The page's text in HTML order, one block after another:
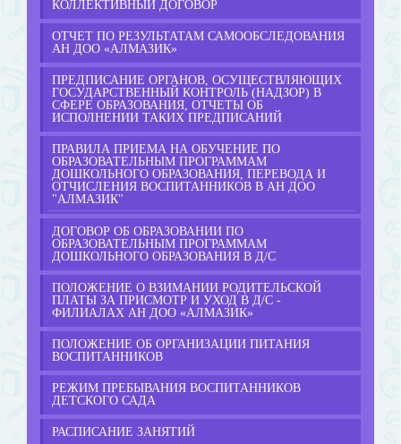
КОЛЛЕКТИВНЫЙ ДОГОВОР
ОТЧЕТ ПО РЕЗУЛЬТАТАМ САМООБСЛЕДОВАНИЯ
АН ДОО «АЛМАЗИК»
ПРЕДПИСАНИЕ ОРГАНОВ, ОСУЩЕСТВЛЯЮЩИХ
ГОСУДАРСТВЕННЫЙ КОНТРОЛЬ (НАДЗОР) В
СФЕРЕ ОБРАЗОВАНИЯ, ОТЧЕТЫ ОБ
ИСПОЛНЕНИИ ТАКИХ ПРЕДПИСАНИЙ
ПРАВИЛА ПРИЕМА НА ОБУЧЕНИЕ ПО
ОБРАЗОВАТЕЛЬНЫМ ПРОГРАММАМ
ДОШКОЛЬНОГО ОБРАЗОВАНИЯ, ПЕРЕВОДА И
ОТЧИСЛЕНИЯ ВОСПИТАННИКОВ В АН ДОО
"АЛМАЗИК"
ДОГОВОР ОБ ОБРАЗОВАНИИ ПО
ОБРАЗОВАТЕЛЬНЫМ ПРОГРАММАМ
ДОШКОЛЬНОГО ОБРАЗОВАНИЯ В Д/С
ПОЛОЖЕНИЕ О ВЗИМАНИИ РОДИТЕЛЬСКОЙ
ПЛАТЫ ЗА ПРИСМОТР И УХОД В Д/С -
ФИЛИАЛАХ АН ДОО «АЛМАЗИК»
ПОЛОЖЕНИЕ ОБ ОРГАНИЗАЦИИ ПИТАНИЯ
ВОСПИТАННИКОВ
РЕЖИМ ПРЕБЫВАНИЯ ВОСПИТАННИКОВ
ДЕТСКОГО САДА
РАСПИСАНИЕ ЗАНЯТИЙ